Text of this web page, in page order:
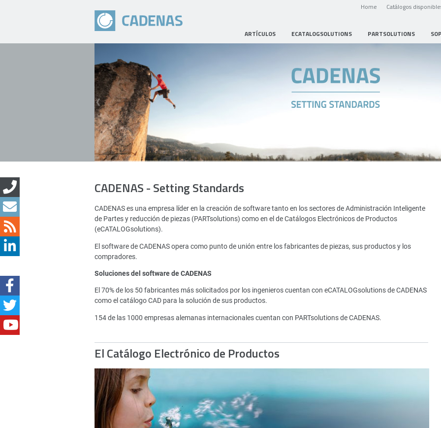
Home Catálogos
ARTÍCULOS ECATALOGSOLUTIONS PARTSOLUTIONS
CADENAS - Setting Standards
CADENAS es una empresa líder en la creación de software tanto en los sectores de Administración Inteligente
de Partes y reducción de piezas (PARTsolutions) como en el de Catálogos Electrónicos de Productos
(eCATALOGsolutions).
El software de CADENAS opera como punto de unión entre los fabricantes de piezas, sus productos y los
compradores.
Soluciones del software de CADENAS
El 70% de los 50 fabricantes más solicitados por los ingenieros cuentan con eCATALOGsolutions de CADENAS
como el catálogo CAD para la solución de sus productos.
154 de las 1000 empresas alemanas internacionales cuentan con PARTsolutions de CADENAS.
El Catálogo Electrónico de Productos